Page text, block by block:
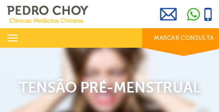
info@clinicaspedrochoy.com 969 800 001
dias úteis das 8h às 20h
Toggle
MARCAR CONSULTA
TENSÃO PRÉ-MENSTRUAL